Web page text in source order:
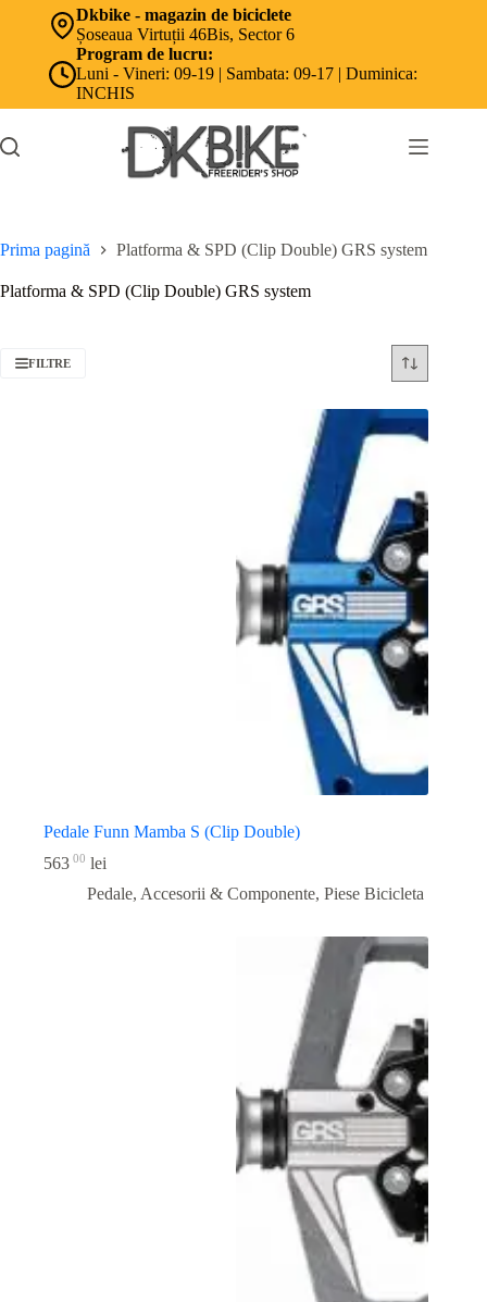
Dkbike - magazin de biciclete
Șoseaua Virtuții 46Bis, Sector 6
Program de lucru:
Luni - Vineri: 09-19 | Sambata: 09-17 | Duminica:
INCHIS
Prima pagină Platforma & SPD (Clip Double) GRS system
Platforma & SPD (Clip Double) GRS system
FILTRE
Pedale Funn Mamba S (Clip Double)
563 00 lei
Pedale, Accesorii & Componente, Piese Bicicleta